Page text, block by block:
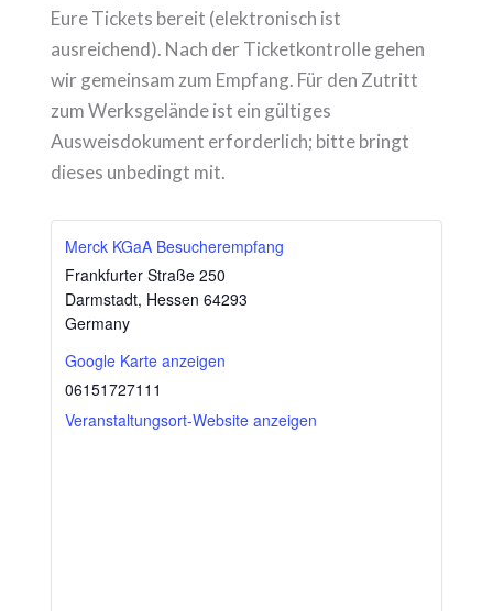
Eure Tickets bereit (elektronisch ist
ausreichend). Nach der Ticketkontrolle gehen
wir gemeinsam zum Empfang. Für den Zutritt
zum Werksgelände ist ein gültiges
Ausweisdokument erforderlich; bitte bringt
dieses unbedingt mit.
Merck KGaA Besucherempfang
Frankfurter Straße 250
Darmstadt, Hessen 64293
Germany
Google Karte anzeigen
06151727111
Veranstaltungsort-Website anzeigen